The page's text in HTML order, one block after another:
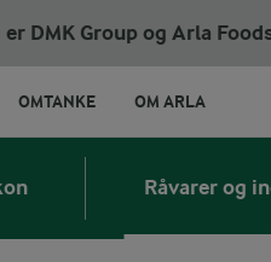
er DMK Group og Arla
OMTANKE OM ARLA
Råvarer og